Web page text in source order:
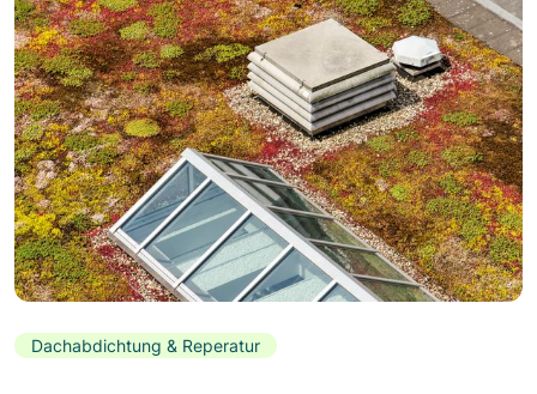
Dachabdichtung & Reperatur